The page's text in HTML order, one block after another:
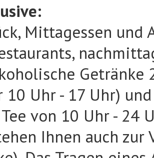
Mit­tagessen
Getränke
10 Uhr - 17 Uhr)
von 10 Uhr - 24
Ihnen auch zur